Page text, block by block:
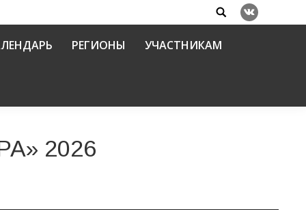
Search:
Вконтакте
РЕГИОНЫ УЧАСТНИКАМ
2026